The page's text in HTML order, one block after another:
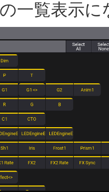
一覧表示に